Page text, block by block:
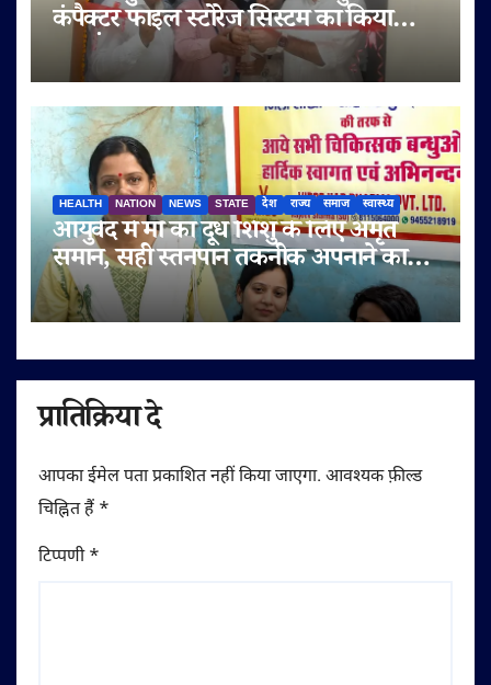
कंपैक्टर फाइल स्टोरेज सिस्टम का किया
शुभारंभ
HEALTH NATION NEWS STATE देश राज्य समाज स्वास्थ्य
आयुर्वेद में माँ का दूध शिशु के लिए अमृत
समान, सही स्तनपान तकनीक अपनाने का
आह्वान
प्रातिक्रिया दे
आपका ईमेल पता प्रकाशित नहीं किया जाएगा. आवश्यक फ़ील्ड
चिह्नित हैं *
टिप्पणी*